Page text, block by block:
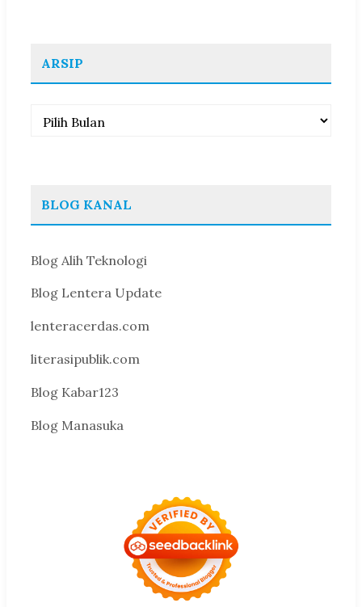
ARSIP
Arsip
BLOG KANAL
Blog Alih Teknologi
Blog Lentera Update
lenteracerdas.com
literasipublik.com
Blog Kabar123
Blog Manasuka